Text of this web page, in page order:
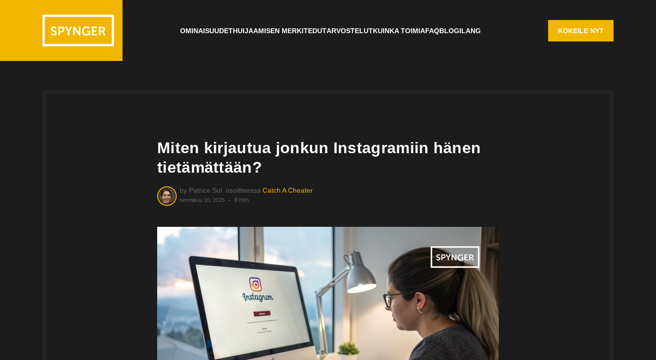
OMINAISUUDETHUIJAAMISEN MERKITEDUTARVOSTELUTKUINKA TOIMIAFAQBLOGILANG KOKEILE NYT
Miten kirjautua jonkun Instagramiin hänen
tietämättään?
by Patrice Sol osoitteessa Catch A Cheater
tammikuu 10, 2025 8 min